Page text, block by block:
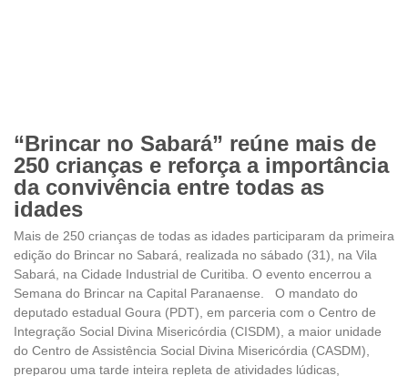
“Brincar no Sabará” reúne mais de
250 crianças e reforça a importância
da convivência entre todas as
idades
Mais de 250 crianças de todas as idades participaram da primeira
edição do Brincar no Sabará, realizada no sábado (31), na Vila
Sabará, na Cidade Industrial de Curitiba. O evento encerrou a
Semana do Brincar na Capital Paranaense. O mandato do
deputado estadual Goura (PDT), em parceria com o Centro de
Integração Social Divina Misericórdia (CISDM), a maior unidade
do Centro de Assistência Social Divina Misericórdia (CASDM),
preparou uma tarde inteira repleta de atividades lúdicas,